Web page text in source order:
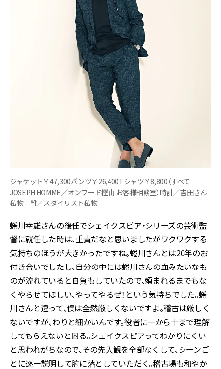
ジャケット￥47,300パンツ￥26,400Tシャツ￥8,800（すべて
JOSEPH HOMME／オンワード樫山 お客様相談室）時計／吉田さん
私物 靴／スタイリスト私物
蜷川幸雄さんの後任でシェイクスピア・シリーズの芸術監
督に就任した時は、重責だなと思いましたがワクワクする
気持ちのほうが大きかったですね。蜷川さんとは20年のお
付き合いでしたし、自分の中には蜷川さんの血みたいなも
のが流れていると自負もしていたので、頼まれるまでもな
くやらせてほしい、やってやるぜ！という気持ちでした。蜷
川さんと違って、僕は全然厳しくないですよ。稽古は厳しく
ないですが、わりと細かいんです。役者に一から十まで理解
してもらえないと困る。シェイクスピアってわかりにくい
と思われがちなので、その先入観を全部なくして、シーンご
とに逐一説明して腑に落としていただく。稽古場も和やか